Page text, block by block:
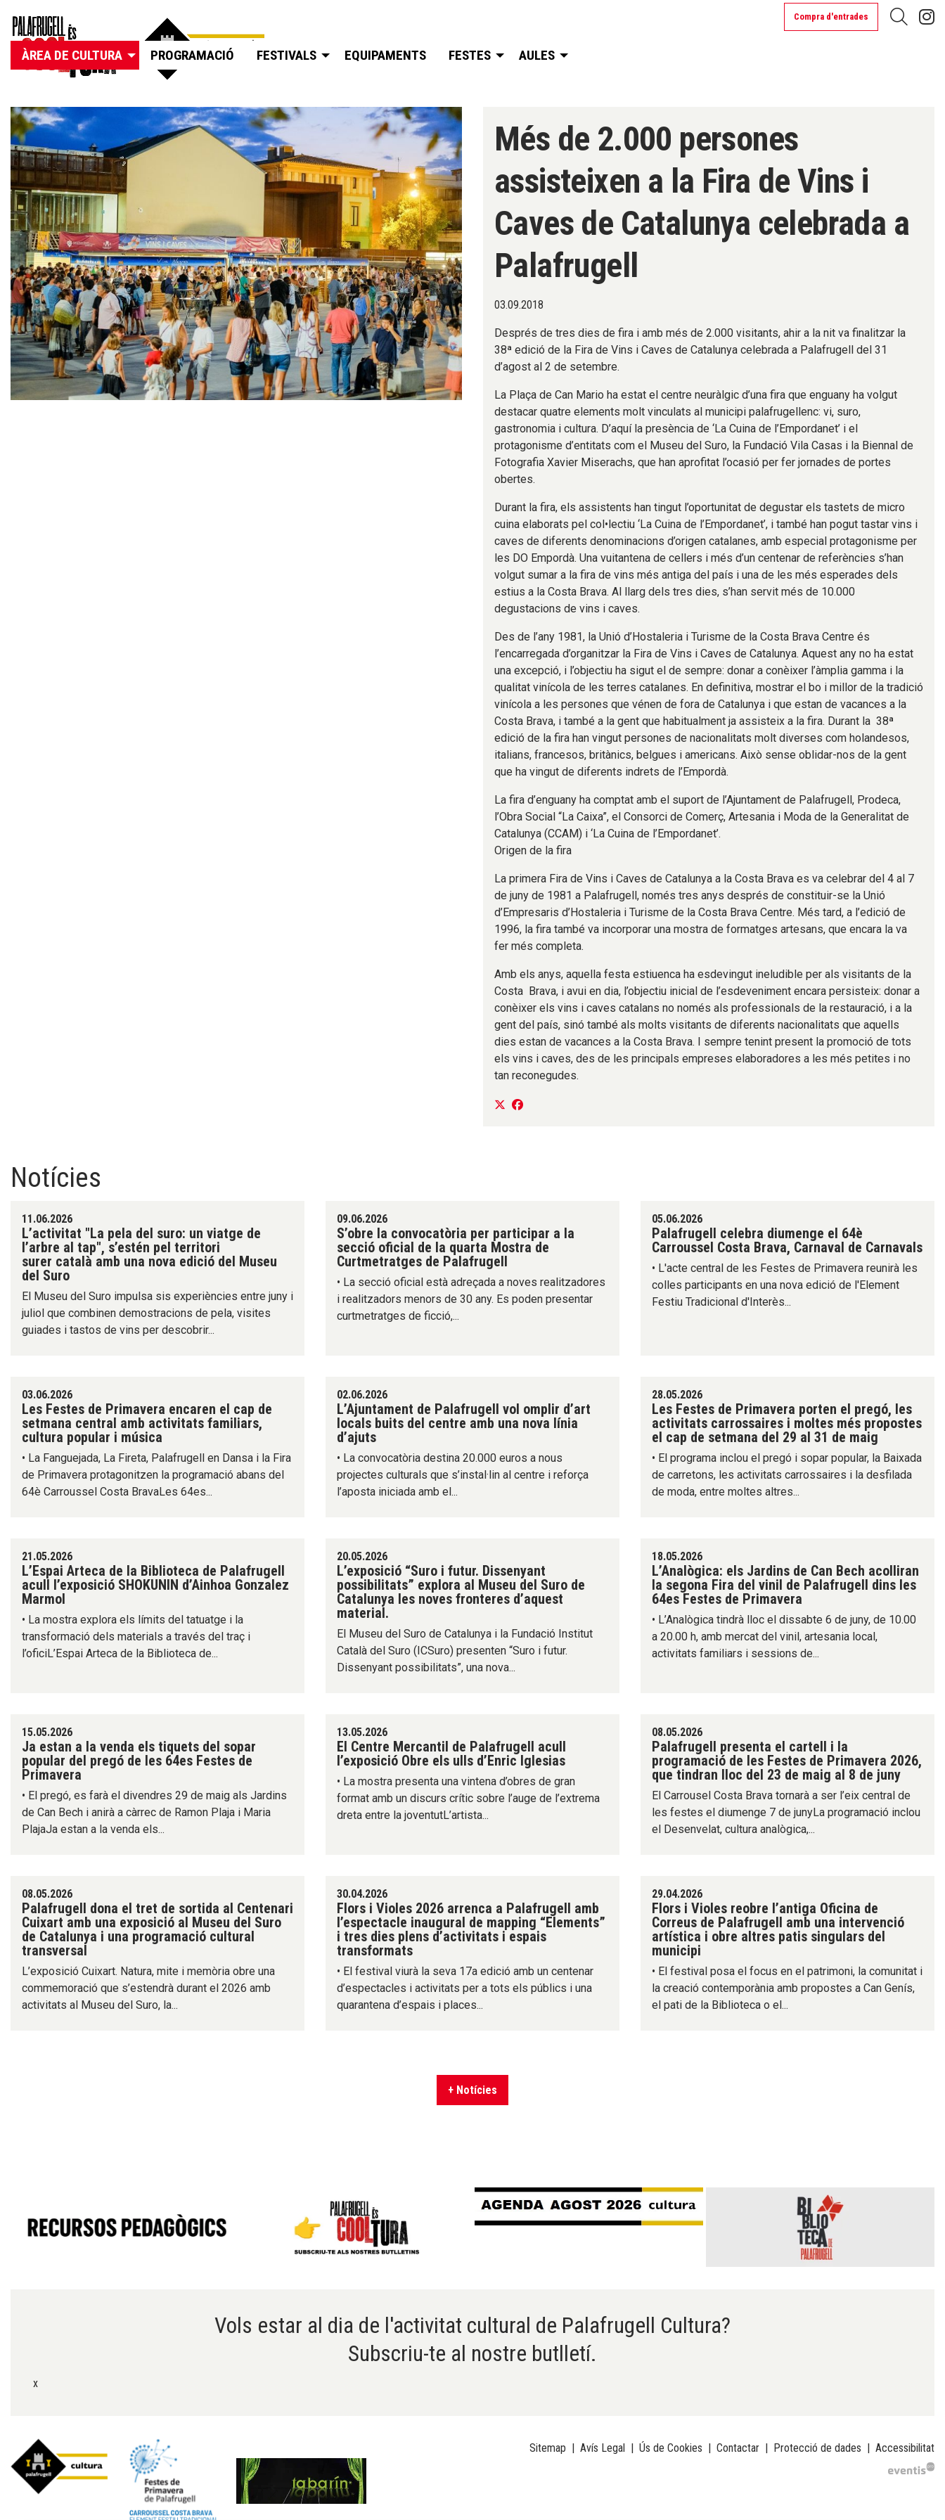
Compra d'entrades
ÀREA DE CULTURA PROGRAMACIÓ FESTIVALS EQUIPAMENTS FESTES AULES
Més de 2.000 persones
assisteixen a la Fira de Vins i
Caves de Catalunya celebrada a
Palafrugell
03.09.2018
Després de tres dies de fira i amb més de 2.000 visitants, ahir a la nit va finalitzar la
38ª edició de la Fira de Vins i Caves de Catalunya celebrada a Palafrugell del 31
d’agost al 2 de setembre.
La Plaça de Can Mario ha estat el centre neuràlgic d’una fira que enguany ha volgut
destacar quatre elements molt vinculats al municipi palafrugellenc: vi, suro,
gastronomia i cultura. D’aquí la presència de ‘La Cuina de l’Empordanet’ i el
protagonisme d’entitats com el Museu del Suro, la Fundació Vila Casas i la Biennal de
Fotografia Xavier Miserachs, que han aprofitat l’ocasió per fer jornades de portes
obertes.
Durant la fira, els assistents han tingut l’oportunitat de degustar els tastets de micro
cuina elaborats pel col•lectiu ‘La Cuina de l’Empordanet’, i també han pogut tastar vins i
caves de diferents denominacions d’origen catalanes, amb especial protagonisme per
les DO Empordà. Una vuitantena de cellers i més d’un centenar de referències s’han
volgut sumar a la fira de vins més antiga del país i una de les més esperades dels
estius a la Costa Brava. Al llarg dels tres dies, s’han servit més de 10.000
degustacions de vins i caves.
Des de l’any 1981, la Unió d’Hostaleria i Turisme de la Costa Brava Centre és
l’encarregada d’organitzar la Fira de Vins i Caves de Catalunya. Aquest any no ha estat
una excepció, i l’objectiu ha sigut el de sempre: donar a conèixer l’àmplia gamma i la
qualitat vinícola de les terres catalanes. En definitiva, mostrar el bo i millor de la tradició
vinícola a les persones que vénen de fora de Catalunya i que estan de vacances a la
Costa Brava, i també a la gent que habitualment ja assisteix a la fira. Durant la 38ª
edició de la fira han vingut persones de nacionalitats molt diverses com holandesos,
italians, francesos, britànics, belgues i americans. Això sense oblidar-nos de la gent
que ha vingut de diferents indrets de l’Empordà.
La fira d’enguany ha comptat amb el suport de l’Ajuntament de Palafrugell, Prodeca,
l’Obra Social “La Caixa”, el Consorci de Comerç, Artesania i Moda de la Generalitat de
Catalunya (CCAM) i ‘La Cuina de l’Empordanet’.
Origen de la fira
La primera Fira de Vins i Caves de Catalunya a la Costa Brava es va celebrar del 4 al 7
de juny de 1981 a Palafrugell, només tres anys després de constituir-se la Unió
d’Empresaris d’Hostaleria i Turisme de la Costa Brava Centre. Més tard, a l’edició de
1996, la fira també va incorporar una mostra de formatges artesans, que encara la va
fer més completa.
Amb els anys, aquella festa estiuenca ha esdevingut ineludible per als visitants de la
Costa Brava, i avui en dia, l’objectiu inicial de l’esdeveniment encara persisteix: donar a
conèixer els vins i caves catalans no només als professionals de la restauració, i a la
gent del país, sinó també als molts visitants de diferents nacionalitats que aquells
dies estan de vacances a la Costa Brava. I sempre tenint present la promoció de tots
els vins i caves, des de les principals empreses elaboradores a les més petites i no
tan reconegudes.
Notícies
11.06.2026
L’activitat "La pela del suro: un viatge de
l’arbre al tap", s’estén pel territori
surer català amb una nova edició del Museu
del Suro
El Museu del Suro impulsa sis experiències entre juny i
juliol que combinen demostracions de pela, visites
guiades i tastos de vins per descobrir...
09.06.2026
S’obre la convocatòria per participar a la
secció oficial de la quarta Mostra de
Curtmetratges de Palafrugell
• La secció oficial està adreçada a noves realitzadores
i realitzadors menors de 30 any. Es poden presentar
curtmetratges de ficció,...
05.06.2026
Palafrugell celebra diumenge el 64è
Carroussel Costa Brava, Carnaval de Carnavals
• L'acte central de les Festes de Primavera reunirà les
colles participants en una nova edició de l'Element
Festiu Tradicional d'Interès...
03.06.2026
Les Festes de Primavera encaren el cap de
setmana central amb activitats familiars,
cultura popular i música
• La Fanguejada, La Fireta, Palafrugell en Dansa i la Fira
de Primavera protagonitzen la programació abans del
64è Carroussel Costa BravaLes 64es...
02.06.2026
L’Ajuntament de Palafrugell vol omplir d’art
locals buits del centre amb una nova línia
d’ajuts
• La convocatòria destina 20.000 euros a nous
projectes culturals que s’instal·lin al centre i reforça
l’aposta iniciada amb el...
28.05.2026
Les Festes de Primavera porten el pregó, les
activitats carrossaires i moltes més propostes
el cap de setmana del 29 al 31 de maig
• El programa inclou el pregó i sopar popular, la Baixada
de carretons, les activitats carrossaires i la desfilada
de moda, entre moltes altres...
21.05.2026
L’Espai Arteca de la Biblioteca de Palafrugell
acull l’exposició SHOKUNIN d’Ainhoa Gonzalez
Marmol
• La mostra explora els límits del tatuatge i la
transformació dels materials a través del traç i
l’oficiL’Espai Arteca de la Biblioteca de...
20.05.2026
L’exposició “Suro i futur. Dissenyant
possibilitats” explora al Museu del Suro de
Catalunya les noves fronteres d’aquest
material.
El Museu del Suro de Catalunya i la Fundació Institut
Català del Suro (ICSuro) presenten “Suro i futur.
Dissenyant possibilitats”, una nova...
18.05.2026
L’Analògica: els Jardins de Can Bech acolliran
la segona Fira del vinil de Palafrugell dins les
64es Festes de Primavera
• L’Analògica tindrà lloc el dissabte 6 de juny, de 10.00
a 20.00 h, amb mercat del vinil, artesania local,
activitats familiars i sessions de...
15.05.2026
Ja estan a la venda els tiquets del sopar
popular del pregó de les 64es Festes de
Primavera
• El pregó, es farà el divendres 29 de maig als Jardins
de Can Bech i anirà a càrrec de Ramon Plaja i Maria
PlajaJa estan a la venda els...
13.05.2026
El Centre Mercantil de Palafrugell acull
l’exposició Obre els ulls d’Enric Iglesias
• La mostra presenta una vintena d’obres de gran
format amb un discurs crític sobre l’auge de l’extrema
dreta entre la joventutL’artista...
08.05.2026
Palafrugell presenta el cartell i la
programació de les Festes de Primavera 2026,
que tindran lloc del 23 de maig al 8 de juny
El Carrousel Costa Brava tornarà a ser l’eix central de
les festes el diumenge 7 de junyLa programació inclou
el Desenvelat, cultura analògica,...
08.05.2026
Palafrugell dona el tret de sortida al Centenari
Cuixart amb una exposició al Museu del Suro
de Catalunya i una programació cultural
transversal
L’exposició Cuixart. Natura, mite i memòria obre una
commemoració que s’estendrà durant el 2026 amb
activitats al Museu del Suro, la...
30.04.2026
Flors i Violes 2026 arrenca a Palafrugell amb
l’espectacle inaugural de mapping “Elements”
i tres dies plens d’activitats i espais
transformats
• El festival viurà la seva 17a edició amb un centenar
d’espectacles i activitats per a tots els públics i una
quarantena d’espais i places...
29.04.2026
Flors i Violes reobre l’antiga Oficina de
Correus de Palafrugell amb una intervenció
artística i obre altres patis singulars del
municipi
• El festival posa el focus en el patrimoni, la comunitat i
la creació contemporània amb propostes a Can Genís,
el pati de la Biblioteca o el...
+ Notícies
Vols estar al dia de l'activitat cultural de Palafrugell Cultura?
Subscriu-te al nostre butlletí.
x
Sitemap Avís Legal Ús de Cookies Contactar Protecció de dades Accessibilitat